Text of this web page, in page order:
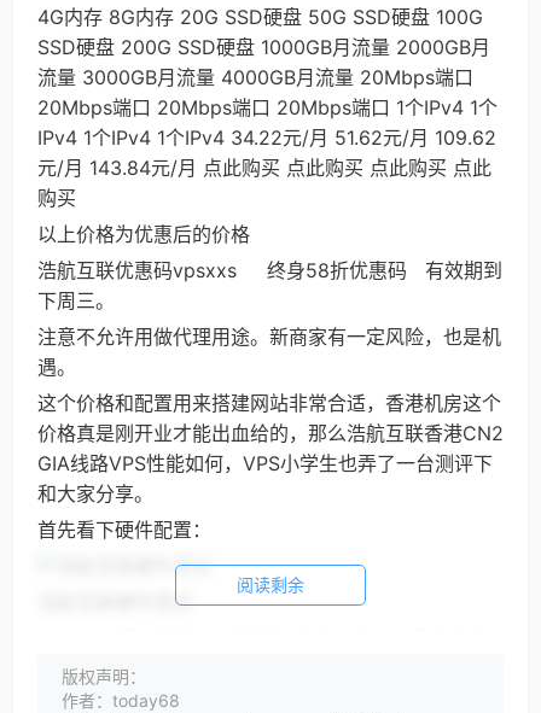
4G内存 8G内存 20G SSD硬盘 50G SSD硬盘 100G
SSD硬盘 200G SSD硬盘 1000GB月流量 2000GB月
流量 3000GB月流量 4000GB月流量 20Mbps端口
20Mbps端口 20Mbps端口 20Mbps端口 1个IPv4 1个
IPv4 1个IPv4 1个IPv4 34.22元/月 51.62元/月 109.62
元/月 143.84元/月 点此购买 点此购买 点此购买 点此
购买
以上价格为优惠后的价格
浩航互联优惠码vpsxxs 终身58折优惠码 有效期到
下周三。
注意不允许用做代理用途。新商家有一定风险，也是机
遇。
这个价格和配置用来搭建网站非常合适，香港机房这个
价格真是刚开业才能出血给的，那么浩航互联香港CN2
GIA线路VPS性能如何，VPS小学生也弄了一台测评下
和大家分享。
首先看下硬件配置：
浩航互联硬件测试
认给了1G的Swap内存，国人永远最懂国人啊。读出来
19G的硬盘，读写速度平均200MB/s多，说不上高，但
阅读剩余
版权声明：
作者：today68